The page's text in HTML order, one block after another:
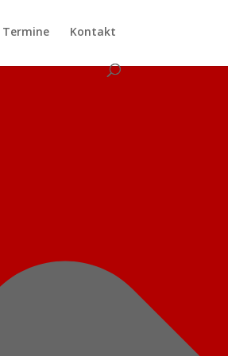
Termine Kontakt